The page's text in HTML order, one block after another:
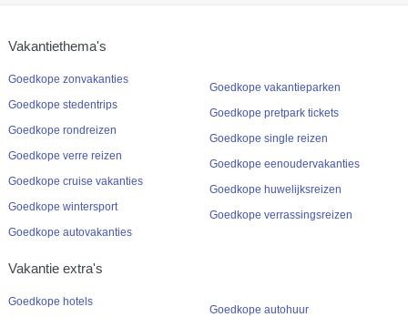
Vakantiethema's
Goedkope zonvakanties
Goedkope stedentrips
Goedkope rondreizen
Goedkope verre reizen
Goedkope cruise vakanties
Goedkope wintersport
Goedkope autovakanties
Goedkope vakantieparken
Goedkope pretpark tickets
Goedkope single reizen
Goedkope eenoudervakanties
Goedkope huwelijksreizen
Goedkope verrassingsreizen
Vakantie extra's
Goedkope hotels
Goedkope autohuur